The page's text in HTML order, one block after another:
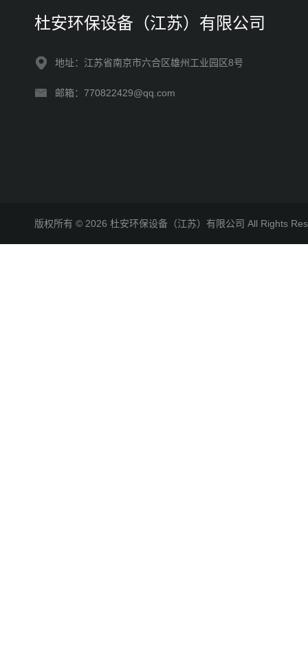
杜安环保设备（江苏）有限公司
地址：江苏省南京市六合区雄州工业园区8号
邮箱：770822429@qq.com
版权所有 © 2026 杜安环保设备（江苏）有限公司 All Rights